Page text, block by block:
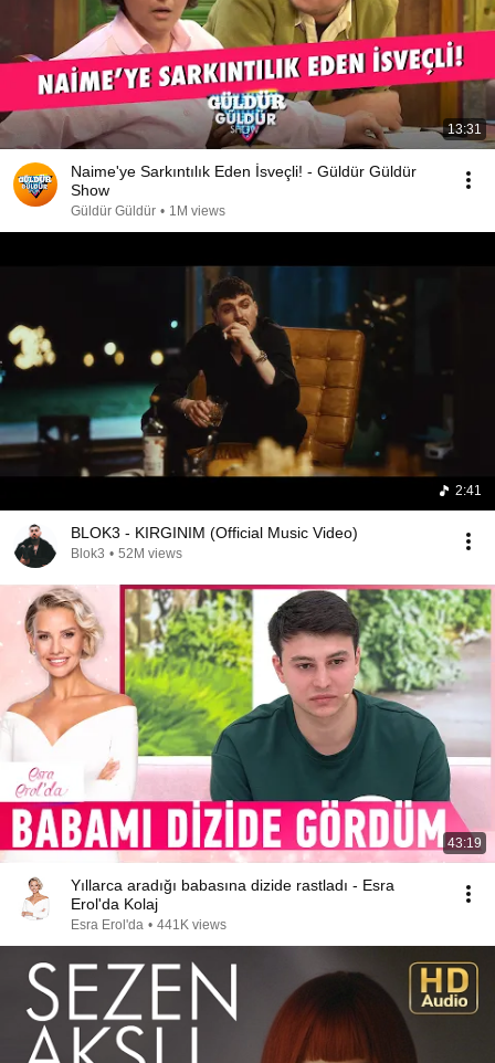
13:31
Naime'ye Sarkıntılık Eden İsveçli! - Güldür Güldür
Show
Güldür Güldür • 1M views
2:41
BLOK3 - KIRGINIM (Official Music Video)
Blok3 • 52M views
43:19
Yıllarca aradığı babasına dizide rastladı - Esra
Erol'da Kolaj
Esra Erol'da • 441K views